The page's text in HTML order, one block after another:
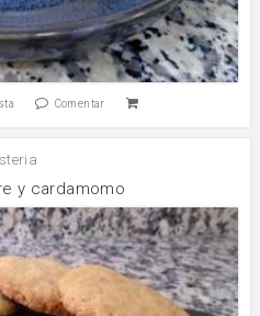
Comentar
y cardamomo